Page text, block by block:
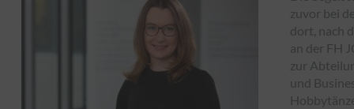
zuvor bei
dort, nach
an der FH
zur
und